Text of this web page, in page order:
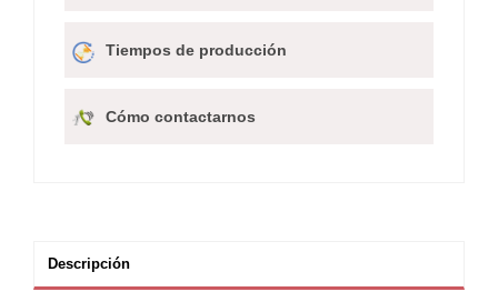
Tiempos de producción
Cómo contactarnos
Descripción